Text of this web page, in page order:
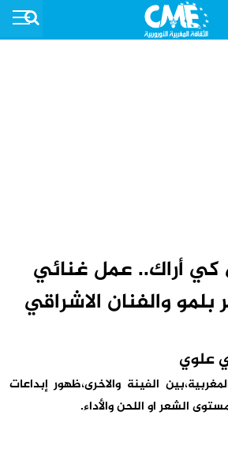
كي أراك.. عمل غنائي
والفنان الاشراقي
علوي
الفينة والاخرى،ظهور إبداعات
الشعر او اللحن والأداء.